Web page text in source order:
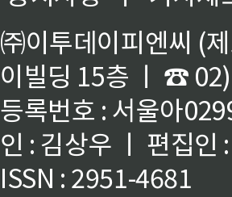
㈜이투데이피엔씨 (
이빌딩 15층 ㅣ ☎
등록번호 : 서울아
인 : 김상우 ㅣ 편집인
ISSN : 2951-4681